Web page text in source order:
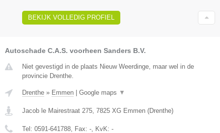
BEKIJK VOLLEDIG PROFIEL
Autoschade C.A.S. voorheen Sanders B.V.
Niet gevestigd in de plaats Nieuw Weerdinge, maar wel in de
provincie Drenthe.
Drenthe » Emmen Google maps ▼
Jacob le Mairestraat 275 7825 XG Emmen (Drenthe)
Tel: 0591-641788 , Fax: - , KvK: -